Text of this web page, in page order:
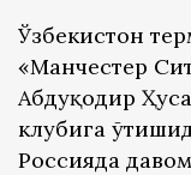
Ўзбекистон
«Манчестер
Абдуқодир
клубига
Россияда